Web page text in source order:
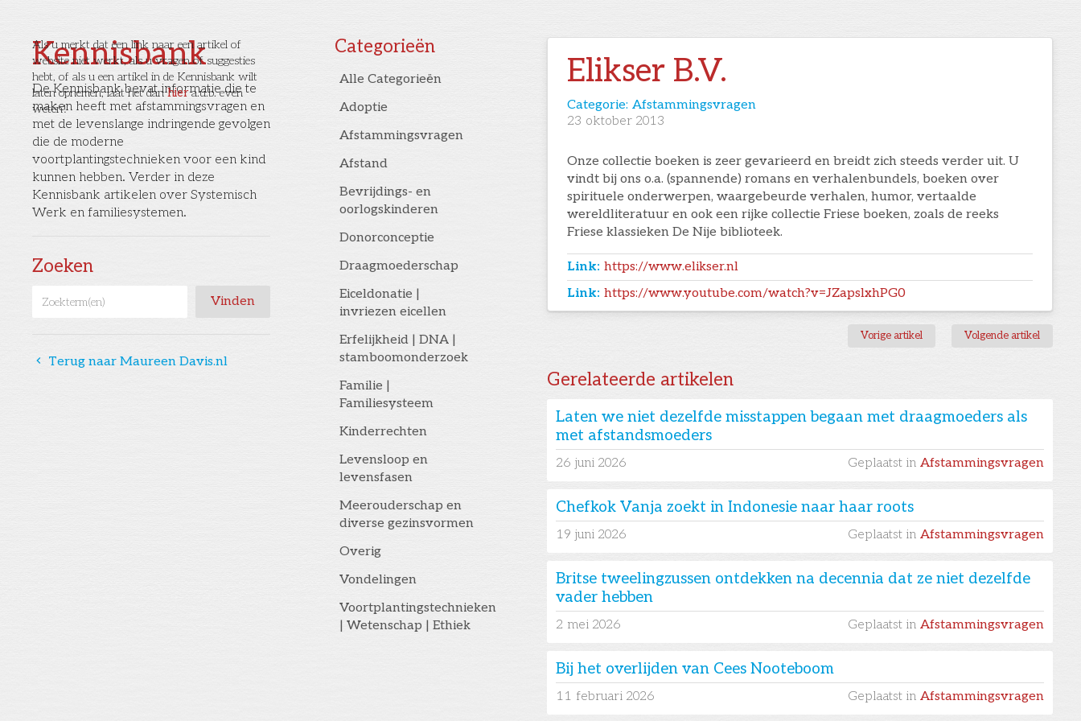
Als u merkt dat een link naar een artikel of
website niet werkt, als u vragen of suggesties
hebt, of als u een artikel in de Kennisbank wilt
laten opnemen, laat het danhiera.u.b. even
weten!
Kennisbank
De Kennisbank bevat informatie die te
maken heeft met afstammingsvragen en
met de levenslange indringende gevolgen
die de moderne
voortplantingstechnieken voor een kind
kunnen hebben. Verder in deze
Kennisbank artikelen over Systemisch
Werk en familiesystemen.
Zoeken
󰅁 Terug naar Maureen Davis.nl
Categorieën
Alle Categorieën
Adoptie
Afstammingsvragen
Afstand
Bevrijdings- en
oorlogskinderen
Donorconceptie
Draagmoederschap
Eiceldonatie |
invriezen eicellen
Erfelijkheid | DNA |
stamboomonderzoek
Familie |
Familiesysteem
Kinderrechten
Levensloop en
levensfasen
Meerouderschap en
diverse gezinsvormen
Overig
Vondelingen
Voortplantingstechnieken
| Wetenschap | Ethiek
Elikser B.V.
Categorie: Afstammingsvragen
23 oktober 2013
Onze collectie boeken is zeer gevarieerd en breidt zich steeds verder uit. U
vindt bij ons o.a. (spannende) romans en verhalenbundels, boeken over
spirituele onderwerpen, waargebeurde verhalen, humor, vertaalde
wereldliteratuur en ook een rijke collectie Friese boeken, zoals de reeks
Friese klassieken De Nije biblioteek.
Link: https://www.elikser.nl
Link: https://www.youtube.com/watch?v=JZapslxhPG0
Vorige artikel Volgende artikel
Gerelateerde artikelen
Laten we niet dezelfde misstappen begaan met draagmoeders als
met afstandsmoeders
26 juni 2026 Geplaatst in Afstammingsvragen
Chefkok Vanja zoekt in Indonesie naar haar roots
19 juni 2026 Geplaatst in Afstammingsvragen
Britse tweelingzussen ontdekken na decennia dat ze niet dezelfde
vader hebben
2 mei 2026 Geplaatst in Afstammingsvragen
Bij het overlijden van Cees Nooteboom
11 februari 2026 Geplaatst in Afstammingsvragen